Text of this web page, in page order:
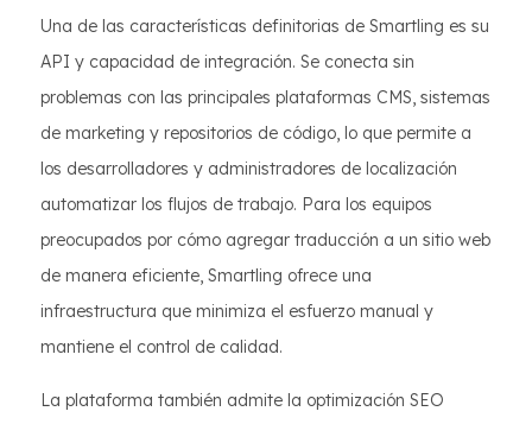
Una de las características definitorias de Smartling es su
API y capacidad de integración. Se conecta sin
problemas con las principales plataformas CMS, sistemas
de marketing y repositorios de código, lo que permite a
los desarrolladores y administradores de localización
automatizar los flujos de trabajo. Para los equipos
preocupados por cómo agregar traducción a un sitio web
de manera eficiente, Smartling ofrece una
infraestructura que minimiza el esfuerzo manual y
mantiene el control de calidad.
La plataforma también admite la optimización SEO